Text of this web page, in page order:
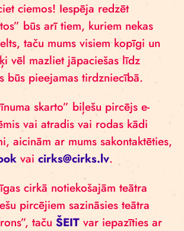
ciemos! Iespēja redzēt
būs arī tiem, kuriem nekas
taču mums visiem kopīgi un
vēl mazliet jāpaciešas līdz
būs pieejamas tirdzniecībā.
skarto” biļešu pircējs e-
vai atradis vai rodas kādi
aicinām ar mums sakontaktēties,
vai cirks@cirks.lv.
cirkā notiekošajām teātra
pircējiem sazināsies teātra
taču ŠEIT var iepazīties ar